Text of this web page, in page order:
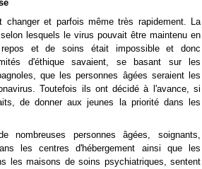
changer et parfois même très rapidement. La
lesquels le virus pouvait être maintenu en
et de soins était impossible et donc
d'éthique savaient, se basant sur les
que les personnes âgées seraient les
Toutefois ils ont décidé à l'avance, si
de donner aux jeunes la priorité dans les
nombreuses personnes âgées, soignants,
les centres d'hébergement ainsi que les
les maisons de soins psychiatriques, sentent